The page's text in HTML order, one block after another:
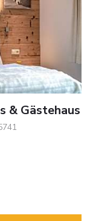
& Gästehaus